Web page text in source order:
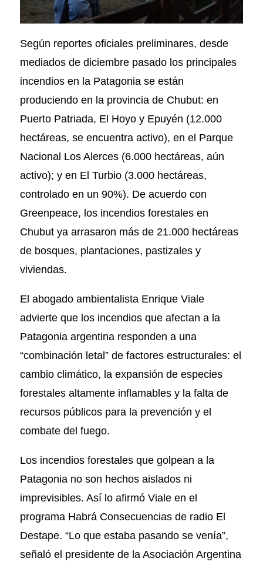
Según reportes oficiales preliminares, desde
mediados de diciembre pasado los principales
incendios en la Patagonia se están
produciendo en la provincia de Chubut: en
Puerto Patriada, El Hoyo y Epuyén (12.000
hectáreas, se encuentra activo), en el Parque
Nacional Los Alerces (6.000 hectáreas, aún
activo); y en El Turbio (3.000 hectáreas,
controlado en un 90%). De acuerdo con
Greenpeace, los incendios forestales en
Chubut ya arrasaron más de 21.000 hectáreas
de bosques, plantaciones, pastizales y
viviendas.
El abogado ambientalista Enrique Viale
advierte que los incendios que afectan a la
Patagonia argentina responden a una
“combinación letal” de factores estructurales: el
cambio climático, la expansión de especies
forestales altamente inflamables y la falta de
recursos públicos para la prevención y el
combate del fuego.
Los incendios forestales que golpean a la
Patagonia no son hechos aislados ni
imprevisibles. Así lo afirmó Viale en el
programa Habrá Consecuencias de radio El
Destape. “Lo que estaba pasando se venía”,
señaló el presidente de la Asociación Argentina